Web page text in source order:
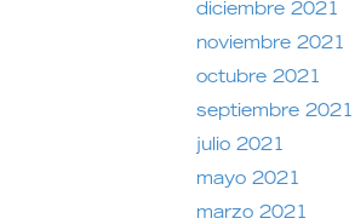
diciembre 2021
noviembre 2021
octubre 2021
septiembre 2021
julio 2021
mayo 2021
marzo 2021